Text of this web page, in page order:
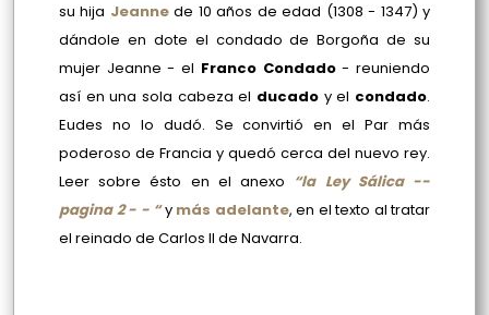
su hija Jeannede 10 años de edad (1308 - 1347) y
dándole en dote el condado de Borgoña de su
mujer Jeanne - el Franco Condado- reuniendo
así en una sola cabeza el ducado y el condado.
Eudes no lo dudó. Se convirtió en el Par más
poderoso de Francia y quedó cerca del nuevo rey.
Leer sobre ésto en el anexo “la Ley Sálica --
pagina 2 - - “ y más adelante, en el texto al tratar
el reinado de Carlos II de Navarra.